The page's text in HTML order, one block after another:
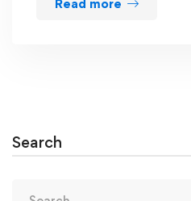
Read more
Search